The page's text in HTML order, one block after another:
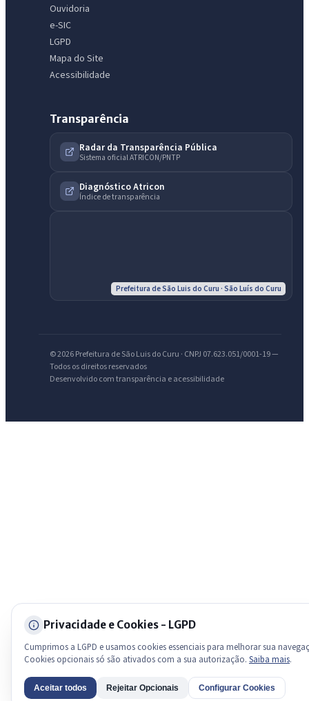
Ouvidoria
e-SIC
LGPD
Mapa do Site
Acessibilidade
Transparência
Radar da Transparência Pública
Sistema oficial ATRICON/PNTP
Diagnóstico Atricon
Índice de transparência
Prefeitura de São Luis do Curu · São Luís do Curu
© 2026 Prefeitura de São Luis do Curu · CNPJ 07.623.051/0001-19 —
Todos os direitos reservados
Desenvolvido com transparência e acessibilidade
Privacidade e Cookies - LGPD
Cumprimos a LGPD e usamos cookies essenciais para melhorar sua
Cookies opcionais só são ativados com a sua autorização. Saiba mais.
Aceitar todos Rejeitar Opcionais Configurar Cookies
Olá. Pergunte sobre serviços, notícias, legislação, Diário Oficial,